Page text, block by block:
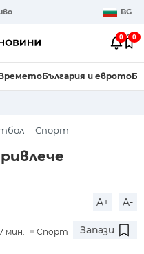
BG
0 0
България и еврото
Спорт
A+ A-
мин. Спорт Запази